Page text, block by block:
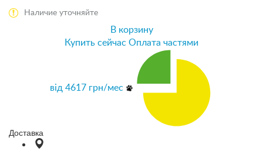
Наличие уточняйте
В корзину
Купить сейчас Оплата частями
від 4617грн/мес
Доставка